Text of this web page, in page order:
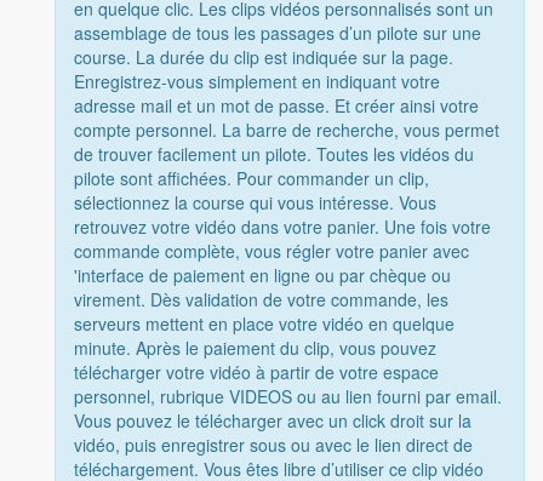
en quelque clic. Les clips vidéos personnalisés sont un
assemblage de tous les passages d’un pilote sur une
course. La durée du clip est indiquée sur la page.
Enregistrez-vous simplement en indiquant votre
adresse mail et un mot de passe. Et créer ainsi votre
compte personnel. La barre de recherche, vous permet
de trouver facilement un pilote. Toutes les vidéos du
pilote sont affichées. Pour commander un clip,
sélectionnez la course qui vous intéresse. Vous
retrouvez votre vidéo dans votre panier. Une fois votre
commande complète, vous régler votre panier avec
'interface de paiement en ligne ou par chèque ou
virement. Dès validation de votre commande, les
serveurs mettent en place votre vidéo en quelque
minute. Après le paiement du clip, vous pouvez
télécharger votre vidéo à partir de votre espace
personnel, rubrique VIDEOS ou au lien fourni par email.
Vous pouvez le télécharger avec un click droit sur la
vidéo, puis enregistrer sous ou avec le lien direct de
téléchargement. Vous êtes libre d’utiliser ce clip vidéo